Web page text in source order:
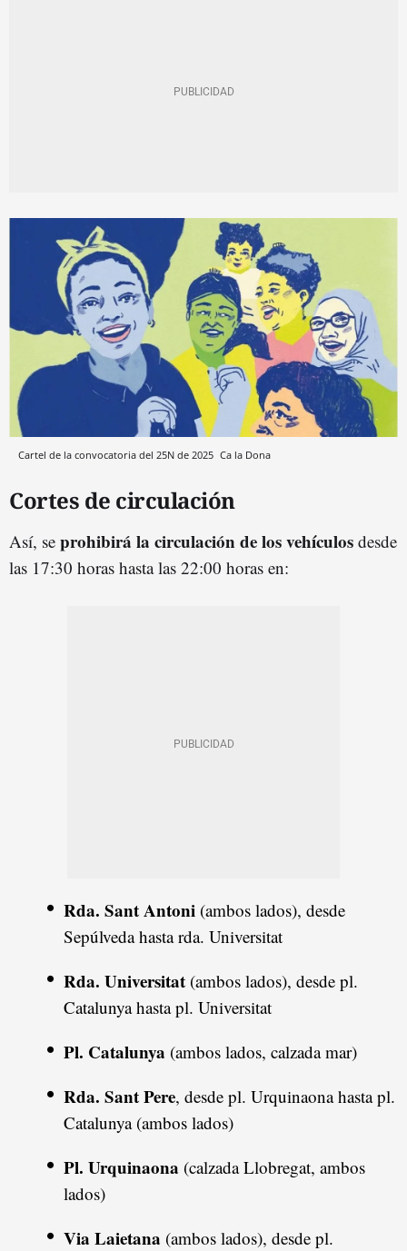
Cartel de la convocatoria del 25N de 2025 Ca la Dona
Cortes de circulación
Así, se prohibirá la circulación de los vehículos desde
las 17:30 horas hasta las 22:00 horas en:
Rda. Sant Antoni (ambos lados), desde
Sepúlveda hasta rda. Universitat
Rda. Universitat (ambos lados), desde pl.
Catalunya hasta pl. Universitat
Pl. Catalunya (ambos lados, calzada mar)
Rda. Sant Pere, desde pl. Urquinaona hasta pl.
Catalunya (ambos lados)
Pl. Urquinaona (calzada Llobregat, ambos
lados)
Via Laietana (ambos lados), desde pl.